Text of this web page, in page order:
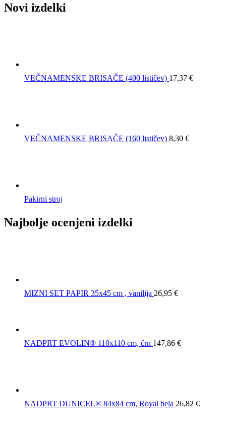
Novi izdelki
VEČNAMENSKE BRISAČE (400 lističev) 17,37 €
VEČNAMENSKE BRISAČE (160 lističev) 8,30 €
Pakirni stroj
Najbolje ocenjeni izdelki
MIZNI SET PAPIR 35x45 cm , vanilija 26,95 €
NADPRT EVOLIN® 110x110 cm, črn 147,86 €
NADPRT DUNICEL® 84x84 cm, Royal bela 26,82 €